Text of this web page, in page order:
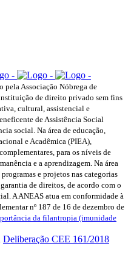
pela Associação Nóbrega de
de direito privado sem fins
cultural, assistencial e
de Assistência Social
social. Na área de educação,
e Acadêmica (PIEA),
para os níveis de
e a aprendizagem. Na área
e projetos nas categorias
de direitos, de acordo com o
A ANEAS atua em conformidade à
nº 187 de 16 de dezembro de
da filantropia (imunidade
Deliberação CEE 161/2018